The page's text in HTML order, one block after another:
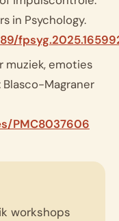
in Psychology.
muziek, emoties
Magraner
PMC8037606
workshops